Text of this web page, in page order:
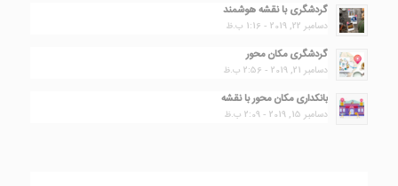
گردشگری با نقشه هوشمند
دسامبر 22, 2019 - 1:16 ب.ظ
گردشگری مکان محور
دسامبر 21, 2019 - 2:56 ب.ظ
بانکداری مکان محور با نقشه
دسامبر 15, 2019 - 2:09 ب.ظ